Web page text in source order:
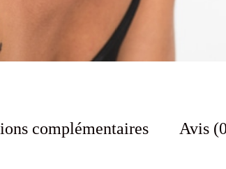
complémentaires Avis